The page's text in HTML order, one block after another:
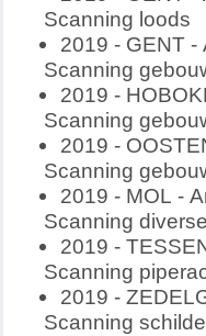
Scanning loods
2019 - GENT -
Scanning
2019 -
Scanning
2019 -
Scanning
2019 - MOL -
Scanning
2019 -
Scanning
2019 -
Scanning